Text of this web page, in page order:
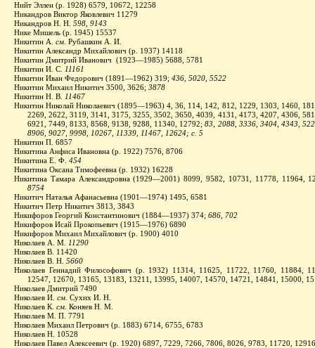
Нийт Эллен (р. 1928) 6579, 10672, 12258
Никандров Виктор Яковлевич 11279
Никандров Н. Н. 598, 9143
Нике Мишель (р. 1945) 15537
Никитин А. см. Рубашкин А. И.
Никитин Александр Михайлович (р. 1937) 14118
Никитин Дмитрий Иванович (1923—1985) 5688, 5781
Никитин И. С. 11161
Никитин Иван Федорович (1891—1962) 319; 436, 5020, 5522
Никитин Михаил Никитич 3500, 3626; 3878
Никитин Н. В. 11467
Никитин Николай Николаевич (1895—1963) 4, 36, 114, 142, 812, 1229, 1303, 1460,
2269, 2622, 3119, 3141, 3175, 3255, 3502, 3650, 4039, 4131, 4173, 4207, 4306,
6921, 7449, 8133, 8568, 9138, 9288, 11340, 12792;83, 2088, 3336, 3404, 4343,
8906, 9027, 9998, 10267, 11339, 11467, 12624; с. 5
Никитин П. 6857
Никитина Анфиса Ивановна (р. 1922) 7576, 8706
Никитина Е. Ф. 454
Никитина Оксана Тимофеевна (р. 1932) 16228
Никитина Тамара Александровна (1929—2001) 8099, 9582, 10731, 11778, 11964,
8754
Никитич Наталья Афанасьевна (1901—1974) 1495, 6581
Никитич Петр Никитич 3813, 3843
Никифоров Георгий Константинович (1884—1937) 374; 686, 702
Никифоров Исай Прокопьевич (1915—1976) 6890
Никифоров Михаил Михайлович (р. 1900) 4010
Николаев А. М. 11290
Николаев В. 11420
Николаев В. Н. 5660
Николаев Геннадий Философович (р. 1932) 11314, 11625, 11722, 11760, 11884,
12547, 12670, 13165, 13183, 13211, 13995, 14007, 14570, 14721, 14841, 15000,
Николаев Дмитрий 7490
Николаев И. см. Сухих И. Н.
Николаев К. см. Коняев Н. М.
Николаев М. П. 7791
Николаев Михаил Петрович (р. 1883) 6714, 6755, 6783
Николаев Н. 10528
Николаев Павел Алексеевич (р. 1920) 6897, 7229, 7266, 7806, 8026, 9783, 11720,